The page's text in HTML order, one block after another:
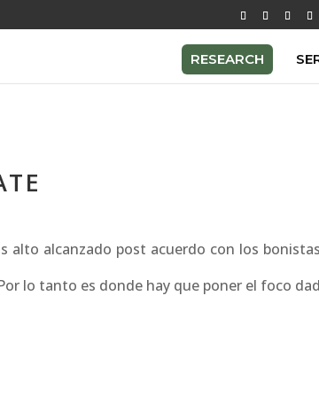
RESEARCH
alto alcanzado post acuerdo con los
lo tanto es donde hay que poner el foco